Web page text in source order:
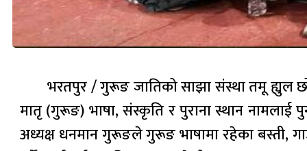
भरतपुर / गुरूङ जातिको साझा संस्था तमू ह्युल
मातृ (गुरूङ) भाषा, संस्कृति र पुराना स्थान नामलाई
अध्यक्ष धनमान गुरूङले गुरूङ भाषामा रहेका बस्ती,